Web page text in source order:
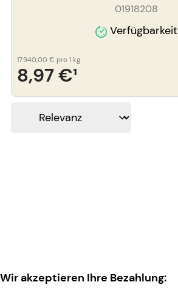
01918208
Verfügbarkeit
8,97 €¹
17.940,00 € pro 1 kg
Wir akzeptieren Ihre Bezahlung: